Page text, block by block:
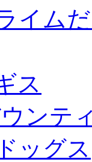
イム
ス
ンテ
ッグス